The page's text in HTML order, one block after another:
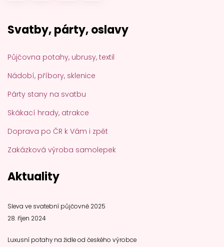
Svatby, párty, oslavy
Půjčovna potahy, ubrusy, textil
Nádobí, příbory, sklenice
Párty stany na svatbu
Skákací hrady, atrakce
Doprava po ČR k Vám i zpět
Zakázková výroba samolepek
Aktuality
Sleva ve svatební půjčovně 2025
28. říjen 2024
Luxusní potahy na židle od českého výrobce